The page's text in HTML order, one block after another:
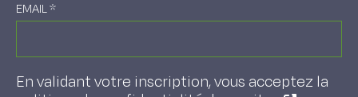
EMAIL*
En validant votre inscription, vous acceptez la